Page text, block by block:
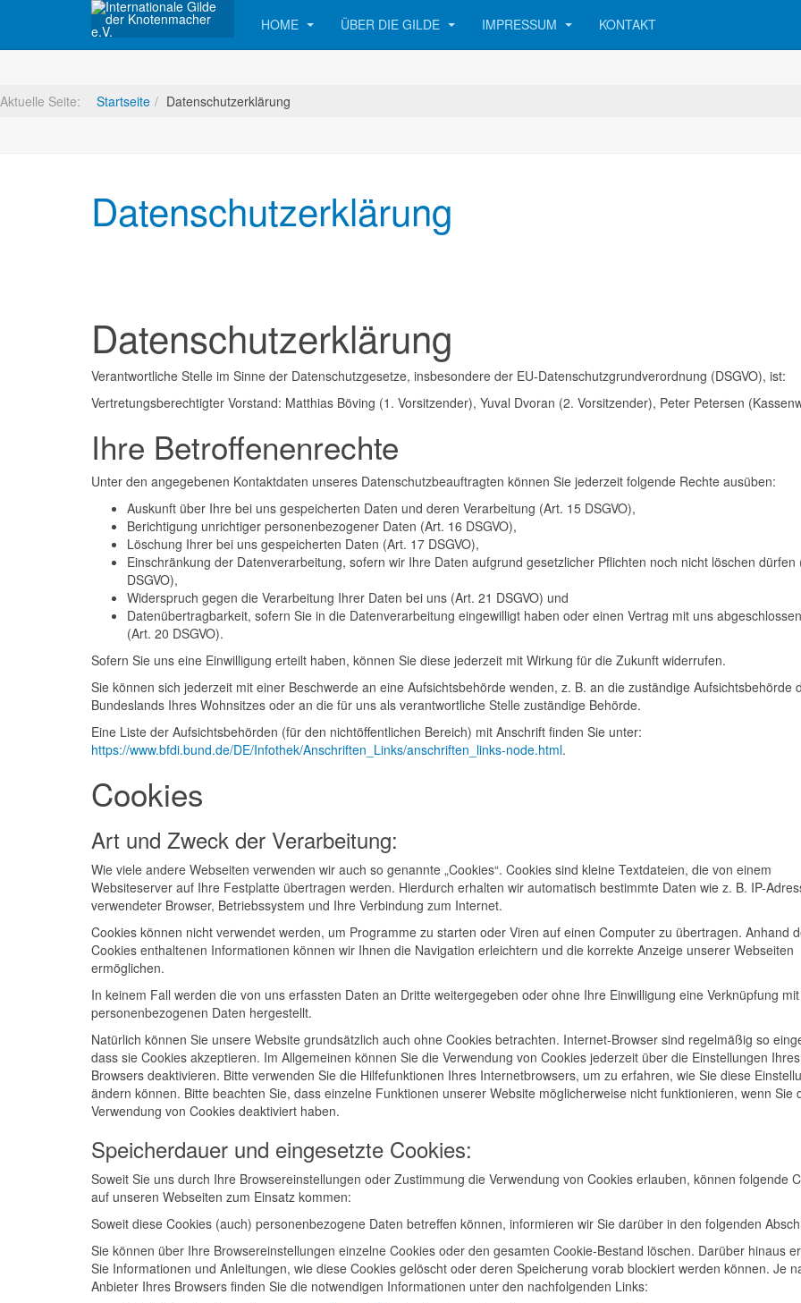
HOME ÜBER DIE GILDE IMPRESSUM KONTAKT
Aktuelle Seite: Startseite Datenschutzerklärung
Datenschutzerklärung
Datenschutzerklärung
Verantwortliche Stelle im Sinne der Datenschutzgesetze, insbesondere der EU-Datenschutzgrundverordnung (DSGVO), ist:
Vertretungsberechtigter Vorstand: Matthias Böving (1. Vorsitzender), Yuval Dvoran (2. Vorsitzender), Peter Petersen
Ihre Betroffenenrechte
Unter den angegebenen Kontaktdaten unseres Datenschutzbeauftragten können Sie jederzeit folgende Rechte ausüben:
Auskunft über Ihre bei uns gespeicherten Daten und deren Verarbeitung (Art. 15 DSGVO),
Berichtigung unrichtiger personenbezogener Daten (Art. 16 DSGVO),
Löschung Ihrer bei uns gespeicherten Daten (Art. 17 DSGVO),
Einschränkung der Datenverarbeitung, sofern wir Ihre Daten aufgrund gesetzlicher Pflichten noch nicht löschen dürfen
DSGVO),
Widerspruch gegen die Verarbeitung Ihrer Daten bei uns (Art. 21 DSGVO) und
Datenübertragbarkeit, sofern Sie in die Datenverarbeitung eingewilligt haben oder einen Vertrag mit uns
(Art. 20 DSGVO).
Sofern Sie uns eine Einwilligung erteilt haben, können Sie diese jederzeit mit Wirkung für die Zukunft widerrufen.
Sie können sich jederzeit mit einer Beschwerde an eine Aufsichtsbehörde wenden, z. B. an die zuständige Aufsichtsbehörde
Bundeslands Ihres Wohnsitzes oder an die für uns als verantwortliche Stelle zuständige Behörde.
Eine Liste der Aufsichtsbehörden (für den nichtöffentlichen Bereich) mit Anschrift finden Sie unter:
https://www.bfdi.bund.de/DE/Infothek/Anschriften_Links/anschriften_links-node.html.
Cookies
Art und Zweck der Verarbeitung:
Wie viele andere Webseiten verwenden wir auch so genannte „Cookies“. Cookies sind kleine Textdateien, die von einem
Websiteserver auf Ihre Festplatte übertragen werden. Hierdurch erhalten wir automatisch bestimmte Daten wie z. B. IP-
verwendeter Browser, Betriebssystem und Ihre Verbindung zum Internet.
Cookies können nicht verwendet werden, um Programme zu starten oder Viren auf einen Computer zu übertragen. Anhand
Cookies enthaltenen Informationen können wir Ihnen die Navigation erleichtern und die korrekte Anzeige unserer Webseiten
ermöglichen.
In keinem Fall werden die von uns erfassten Daten an Dritte weitergegeben oder ohne Ihre Einwilligung eine Verknüpfung mit
personenbezogenen Daten hergestellt.
Natürlich können Sie unsere Website grundsätzlich auch ohne Cookies betrachten. Internet-Browser sind regelmäßig so
dass sie Cookies akzeptieren. Im Allgemeinen können Sie die Verwendung von Cookies jederzeit über die Einstellungen Ihres
Browsers deaktivieren. Bitte verwenden Sie die Hilfefunktionen Ihres Internetbrowsers, um zu erfahren, wie Sie diese
ändern können. Bitte beachten Sie, dass einzelne Funktionen unserer Website möglicherweise nicht funktionieren, wenn Sie
Verwendung von Cookies deaktiviert haben.
Speicherdauer und eingesetzte Cookies:
Soweit Sie uns durch Ihre Browsereinstellungen oder Zustimmung die Verwendung von Cookies erlauben, können folgende
auf unseren Webseiten zum Einsatz kommen:
Soweit diese Cookies (auch) personenbezogene Daten betreffen können, informieren wir Sie darüber in den folgenden
Sie können über Ihre Browsereinstellungen einzelne Cookies oder den gesamten Cookie-Bestand löschen. Darüber hinaus
Sie Informationen und Anleitungen, wie diese Cookies gelöscht oder deren Speicherung vorab blockiert werden können. Je
Anbieter Ihres Browsers finden Sie die notwendigen Informationen unter den nachfolgenden Links: